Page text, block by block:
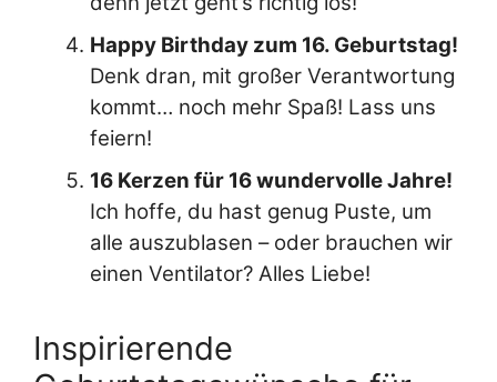
Happy Birthday zum 16. Geburtstag!
Denk dran, mit großer Verantwortung
kommt… noch mehr Spaß! Lass uns
feiern!
16 Kerzen für 16 wundervolle Jahre!
Ich hoffe, du hast genug Puste, um
alle auszublasen – oder brauchen wir
einen Ventilator? Alles Liebe!
Inspirierende